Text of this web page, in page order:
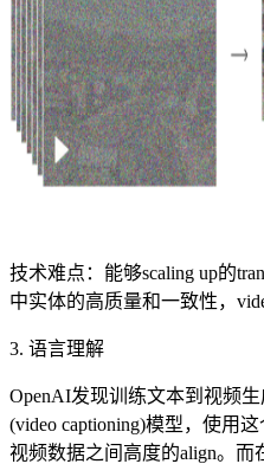
技术难点：能够scaling up的
中实体的高质量和一致性，
3. 语言理解
OpenAI发现训练文本到视频
(video captioning)模型，使用
视频数据之间高度的align。而